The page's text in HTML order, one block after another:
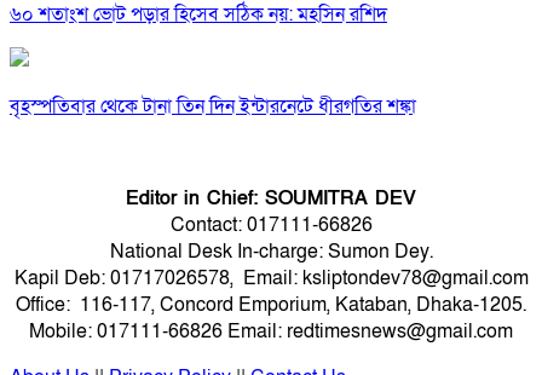
৬০ শতাংশ ভোট পড়ার হিসেব সঠিক নয়: মহসিন রশিদ
বৃহস্পতিবার থেকে টানা তিন দিন ইন্টারনেটে ধীরগতির শঙ্কা
Editor in Chief: SOUMITRA DEV
Contact: 017111-66826
National Desk In-charge: Sumon Dey.
Kapil Deb: 01717026578, Email: ksliptondev78@gmail.com
Office: 116-117, Concord Emporium, Kataban, Dhaka-1205.
Mobile: 017111-66826 Email: redtimesnews@gmail.com